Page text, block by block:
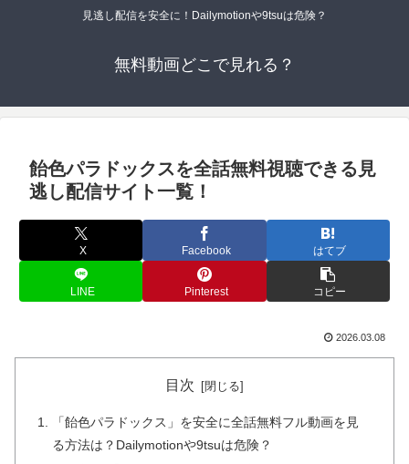
見逃し配信を安全に！Dailymotionや9tsuは危険？
無料動画どこで見れる？
飴色パラドックスを全話無料視聴できる見
逃し配信サイト一覧！
X Facebook はてブ
LINE Pinterest コピー
2026.03.08
目次
「飴色パラドックス」を安全に全話無料フル動画を見
る方法は？Dailymotionや9tsuは危険？